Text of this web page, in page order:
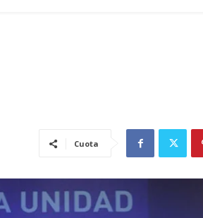
Cuota